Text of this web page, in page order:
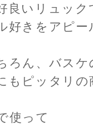
良いリュック
好きをアピー
ろん、バスケ
もピッタリの
使って